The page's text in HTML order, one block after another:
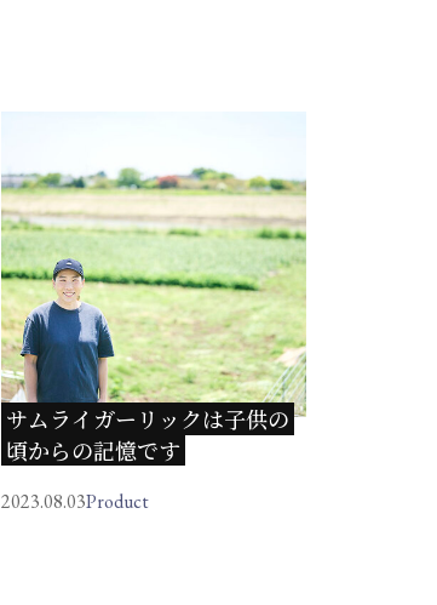
サムライガーリックは子供の
頃からの記憶です
2023.08.03Product